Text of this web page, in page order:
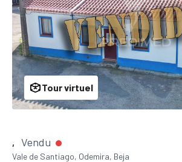
Tour virtuel
, Vendu
Vale de Santiago, Odemira, Beja